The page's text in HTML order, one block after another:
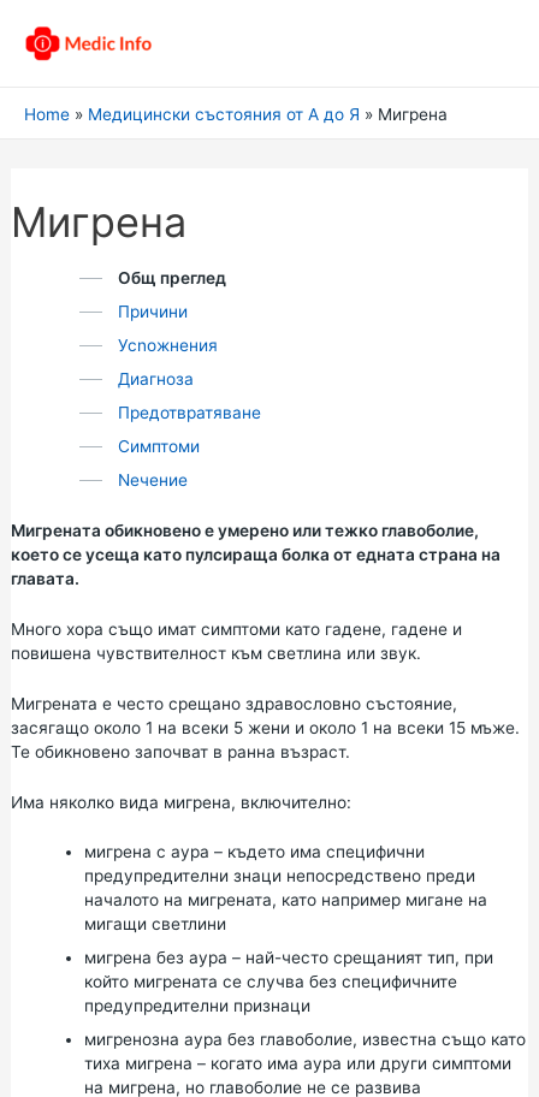
Home Медицински състояния от А до Я Мигрена
Мигрена
Общ преглед
Причини
Усnожнения
Диагноза
Предотвратяване
Симптоми
Nечение
Мигрената обикновено е умерено или тежко главоболие,
което се усеща като пулсираща болка от едната страна на
главата.
Много хора също имат симптоми като гадене, гадене и
повишена чувствителност към светлина или звук.
Мигрената е често срещано здравословно състояние,
засягащо около 1 на всеки 5 жени и около 1 на всеки 15 мъже.
Те обикновено започват в ранна възраст.
Има няколко вида мигрена, включително:
мигрена с аура – където има специфични
предупредителни знаци непосредствено преди
началото на мигрената, като например мигане на
мигащи светлини
мигрена без аура – най-често срещаният тип, при
който мигрената се случва без специфичните
предупредителни признаци
мигренозна аура без главоболие, известна също като
тиха мигрена – когато има аура или други симптоми
на мигрена, но главоболие не се развива